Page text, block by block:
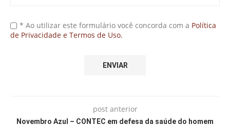
* Ao utilizar este formulário você concorda com a Política
de Privacidade e Termos de Uso.
post anterior
Novembro Azul – CONTEC em defesa da saúde do homem